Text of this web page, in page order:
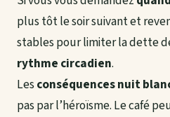
plus tôt le soir suivant et
stables pour limiter la dette
rythme circadien.
Lesconséquences nuit
pas par l’héroïsme. Le café